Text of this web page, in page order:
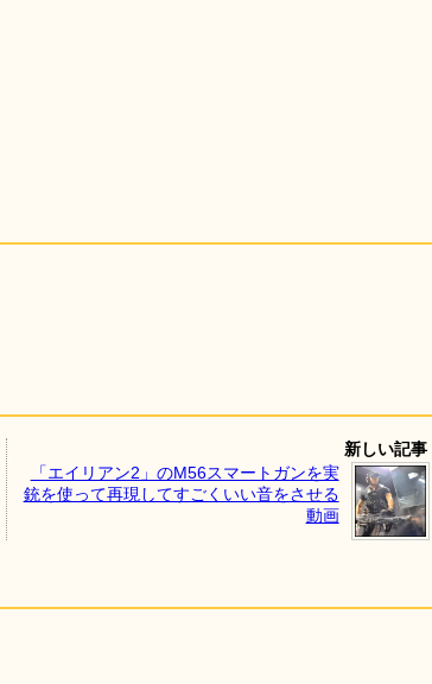
新しい記事
「エイリアン2」のM56スマートガンを実
銃を使って再現してすごくいい音をさせる
動画